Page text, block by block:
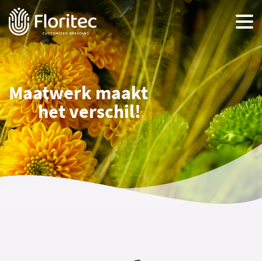
Maatwerk maakt
het verschil!